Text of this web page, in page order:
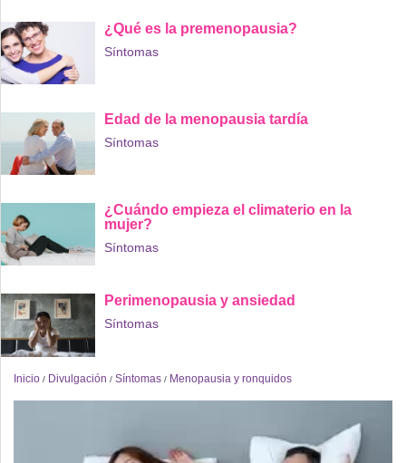
¿Qué es la premenopausia?
Síntomas
Edad de la menopausia tardía
Síntomas
¿Cuándo empieza el climaterio en la
mujer?
Síntomas
Perimenopausia y ansiedad
Síntomas
Inicio / Divulgación / Síntomas / Menopausia y ronquidos